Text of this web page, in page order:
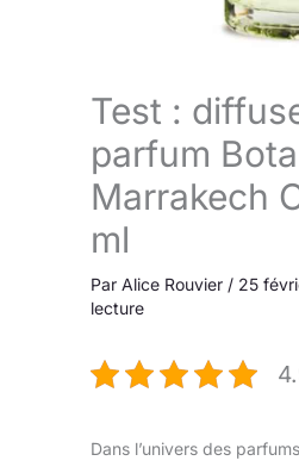
Test :
parfum
Marrakech
ml
Par Alice Rouvier / 25
lecture
Dans l’univers des